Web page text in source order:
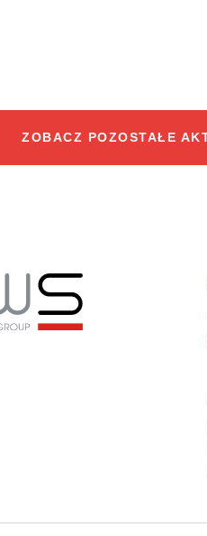
ZOBACZ POZOSTAŁE